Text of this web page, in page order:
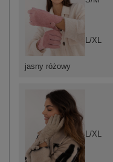
jasny różowy
L/XL
L/XL